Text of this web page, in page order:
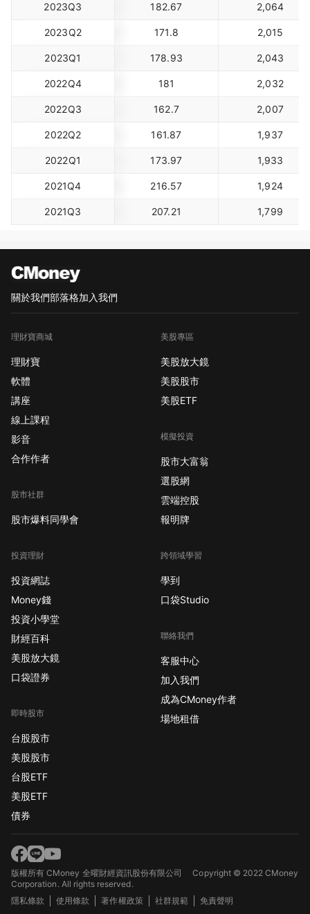
2023Q3 182.67 2,064
2023Q2 171.8 2,015
2023Q1 178.93 2,043
2022Q4 181 2,032
2022Q3 162.7 2,007
2022Q2 161.87 1,937
2022Q1 173.97 1,933
2021Q4 216.57 1,924
2021Q3 207.21 1,799
關於我們部落格加入我們
理財寶商城
理財寶
軟體
講座
線上課程
影音
合作作者
股市社群
股市爆料同學會
投資理財
投資網誌
Money錢
投資小學堂
財經百科
美股放大鏡
口袋證券
即時股市
台股股市
美股股市
台股ETF
美股ETF
債券
美股專區
美股放大鏡
美股股市
美股ETF
模擬投資
股市大富翁
選股網
雲端控股
報明牌
跨領域學習
學到
口袋Studio
聯絡我們
客服中心
加入我們
成為CMoney作者
場地租借
版權所有 CMoney 全曜財經資訊股份有限公司Copyright © 2022 CMoney
Corporation. All rights reserved.
隱私條款
使用條款 著作權政策 社群規範 免責聲明